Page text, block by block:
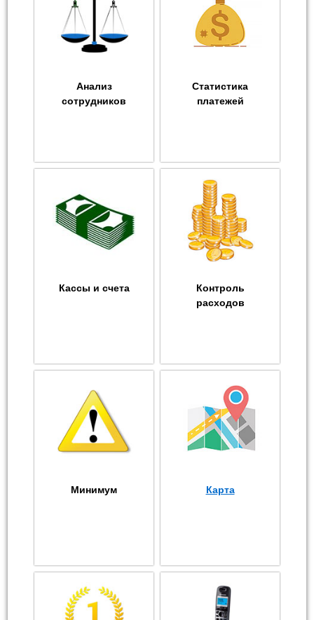
Анализ
сотрудников
Статистика
платежей
Кассы и счета
Контроль
расходов
Минимум Карта